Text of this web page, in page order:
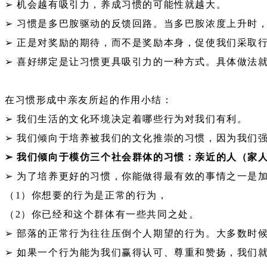
➢ 机会越有吸引力，养成习惯的可能性就越大。
➢ 习惯是多巴胺驱动的反馈回路。当多巴胺浓度上升时
➢ 正是对奖励的期待，而不是奖励本身，促使我们采取
➢ 喜好绑定是让习惯更具吸引力的一种方式。具体做法
在习惯形成中亲友所起的作用小结：
➢ 我们生活的文化环境决定着哪些行为对我们有利。
➢ 我们倾向于培养被我们的文化推崇的习惯，因为我们
➢ 我们倾向于模仿三个社会群体的习惯：亲近的人（家
➢ 为了培养更好的习惯，你能做得最有效的事情之一是
（1）你想要的行为是正常的行为，
（2）你已经和这个群体有一些共同之处。
➢ 部落的正常行为往往压倒个人期望的行为。大多数时
➢ 如果一个行为能为我们赢得认可、尊重和赞扬，我们